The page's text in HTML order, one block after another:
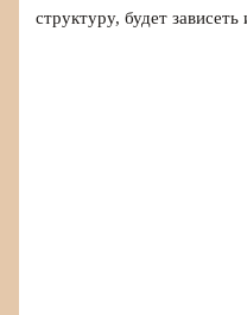
структуру, будет